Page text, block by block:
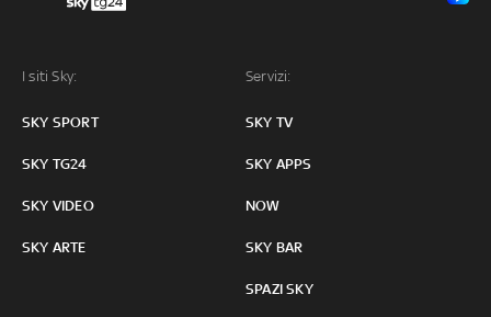
I siti Sky:
SKY SPORT
SKY TG24
SKY VIDEO
SKY ARTE
Servizi:
SKY TV
SKY APPS
NOW
SKY BAR
SPAZI SKY